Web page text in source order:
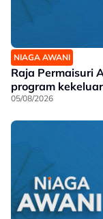
NIAGA AWANI
Raja Permaisuri
program
05/08/2026